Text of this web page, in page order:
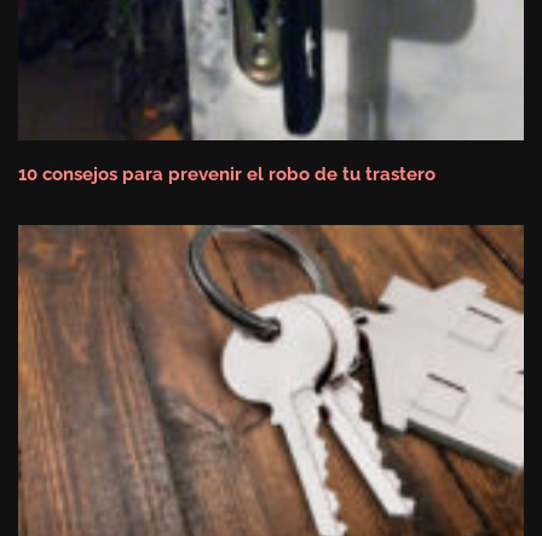
10 consejos para prevenir el robo de tu trastero